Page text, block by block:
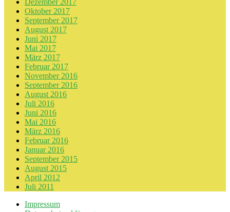
Dezember 2017
Oktober 2017
September 2017
August 2017
Juni 2017
Mai 2017
März 2017
Februar 2017
November 2016
September 2016
August 2016
Juli 2016
Juni 2016
Mai 2016
März 2016
Februar 2016
Januar 2016
September 2015
August 2015
April 2012
Juli 2011
Impressum